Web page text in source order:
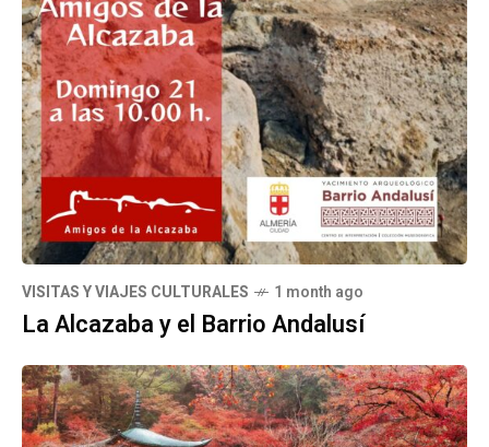
VISITAS Y VIAJES CULTURALES 1 month ago
La Alcazaba y el Barrio Andalusí